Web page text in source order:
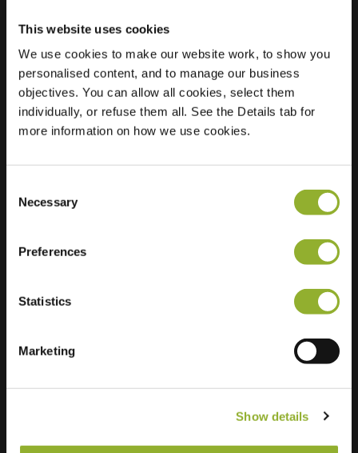
This website uses cookies
We use cookies to make our website work, to show you
personalised content, and to manage our business
objectives. You can allow all cookies, select them
individually, or refuse them all. See the Details tab for
more information on how we use cookies.
Selection
Necessary
Preferences
Statistics
Marketing
Show details
Posizione
Soerenseweg 28
7314 CE Apeldoorn
Paesi Bassi
Regular Charging